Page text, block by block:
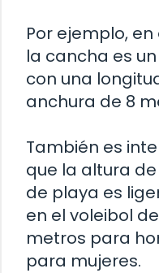
Por ejemplo,
la cancha es
con una
anchura de 8
También es
que la altura
de playa es
en el voleibol
metros para
para mujeres.